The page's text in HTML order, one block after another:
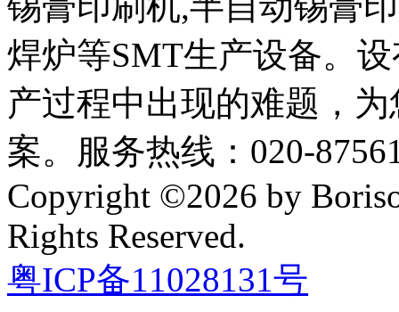
焊炉等SMT生产设备。
产过程中出现的难题，
案。服务热线：020-
Copyright ©2026 by
Rights Reserved.
粤ICP备11028131号